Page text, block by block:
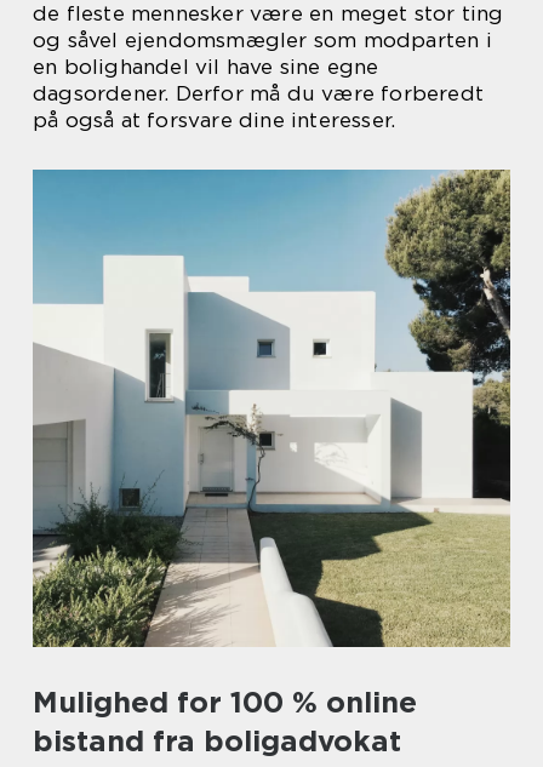
de fleste mennesker være en meget stor ting
og såvel ejendomsmægler som modparten i
en bolighandel vil have sine egne
dagsordener. Derfor må du være forberedt
på også at forsvare dine interesser.
Mulighed for 100 % online
bistand fra boligadvokat